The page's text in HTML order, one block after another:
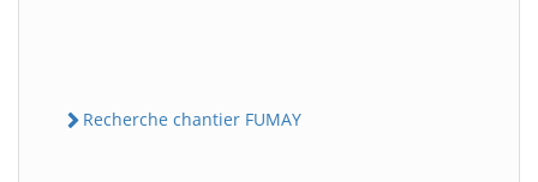
Recherche chantier FUMAY